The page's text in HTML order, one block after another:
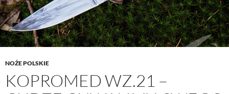
NOŻE POLSKIE
KOPROMED WZ.21 –